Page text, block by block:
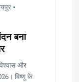
बना
और
विष्णु के